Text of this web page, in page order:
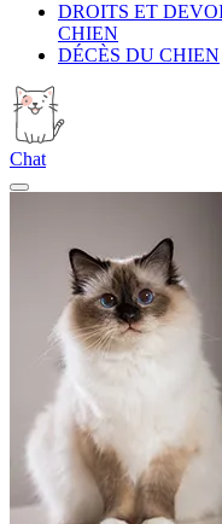
DROITS ET
CHIEN
DÉCÈS DU CHIEN
Chat